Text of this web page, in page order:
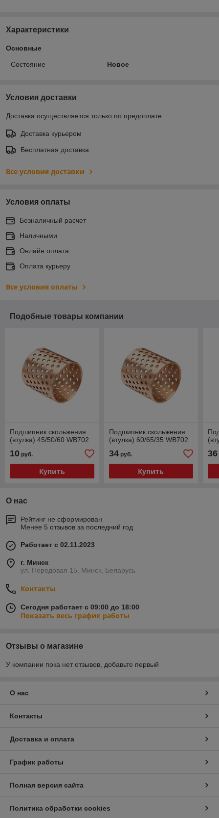
Характеристики
Основные
Состояние Новое
Условия доставки
Доставка осуществляется только по предоплате.
Доставка курьером
Бесплатная доставка
Все условия доставки
Условия оплаты
Безналичный расчет
Наличными
Онлайн оплата
Оплата курьеру
Все условия оплаты
Подобные товары компании
Подшипник скольжения
(втулка) 45/50/60 WB702
10 руб.
Купить
Подшипник скольжения
(втулка) 60/65/35 WB702
34руб.
Купить
36
О нас
Рейтинг не сформирован
Менее 5 отзывов за последний год
Работает с 02.11.2023
г. Минск
ул. Передовая 15, Минск, Беларусь
Контакты
Сегодня работает с 09:00 до 18:00
Показать весь график работы
Отзывы о магазине
У компании пока нет отзывов, добавьте первый
О нас
Контакты
Доставка и оплата
График работы
Полная версия сайта
Политика обработки cookies